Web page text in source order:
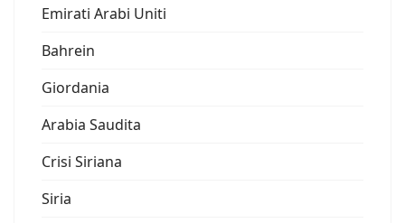
Emirati Arabi Uniti
Bahrein
Giordania
Arabia Saudita
Crisi Siriana
Siria